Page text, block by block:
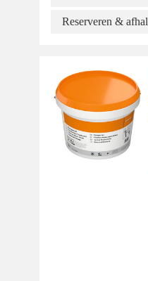
Reserveren &